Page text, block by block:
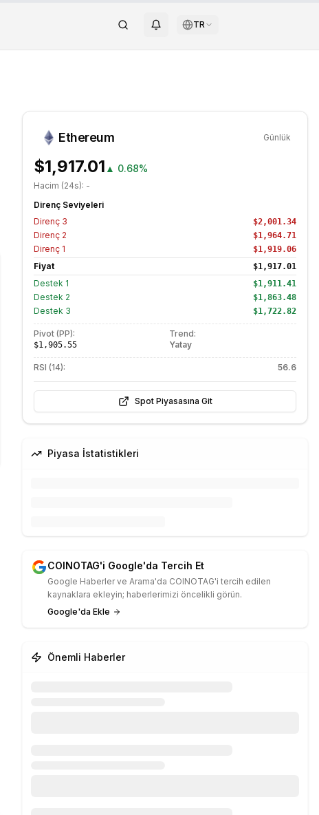
TR
Ethereum Günlük
$1,917.01 ▲ 0.68%
Hacim (24s): -
Direnç Seviyeleri
Direnç 3 $2,001.34
Direnç 2 $1,964.71
Direnç 1 $1,919.06
Fiyat $1,917.01
Destek 1 $1,911.41
Destek 2 $1,863.48
Destek 3 $1,722.82
Pivot (PP):
$1,905.55
Trend:
Yatay
RSI (14): 56.6
Spot Piyasasına Git
Piyasa İstatistikleri
COINOTAG'i Google'da Tercih Et
Google Haberler ve Arama'da COINOTAG'i tercih edilen
kaynaklara ekleyin; haberlerimizi öncelikli görün.
Google'da Ekle
Önemli Haberler